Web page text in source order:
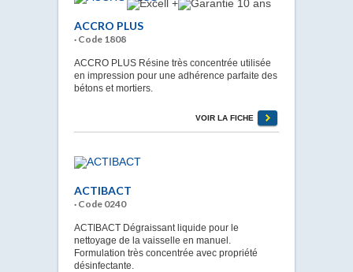
ACCRO PLUS
· Code 1808
ACCRO PLUS Résine très concentrée utilisée
en impression pour une adhérence parfaite des
bétons et mortiers.
VOIR LA FICHE
ACTIBACT
· Code 0240
ACTIBACT Dégraissant liquide pour le
nettoyage de la vaisselle en manuel.
Formulation très concentrée avec propriété
désinfectante.